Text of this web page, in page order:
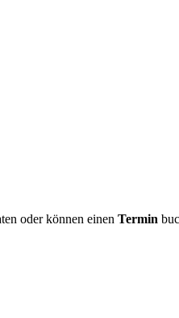
oder können einen Termin